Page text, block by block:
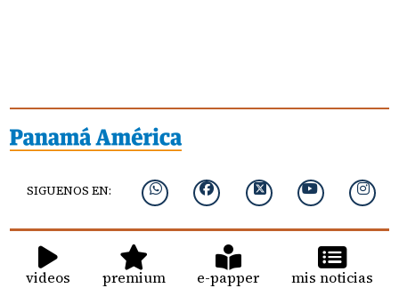
SIGUENOS EN:
videos premium e-papper mis noticias